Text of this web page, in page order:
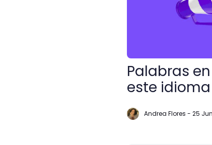
Palabras
este
Andrea Flores - 25